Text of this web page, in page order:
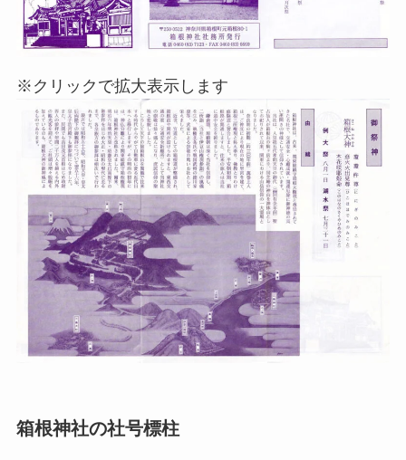
※クリックで拡大表示します
箱根神社の社号標柱